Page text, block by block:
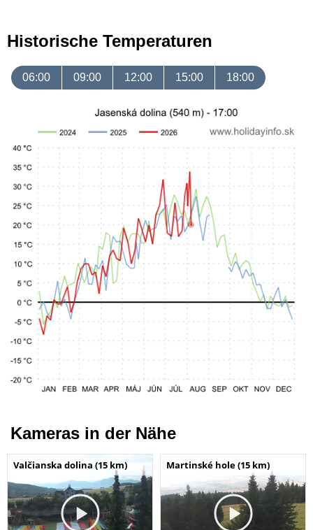
Historische Temperaturen
06:00 09:00 12:00 15:00 18:00
Kameras in der Nähe
Valčianska dolina (15 km) Martinské hole (15 km)